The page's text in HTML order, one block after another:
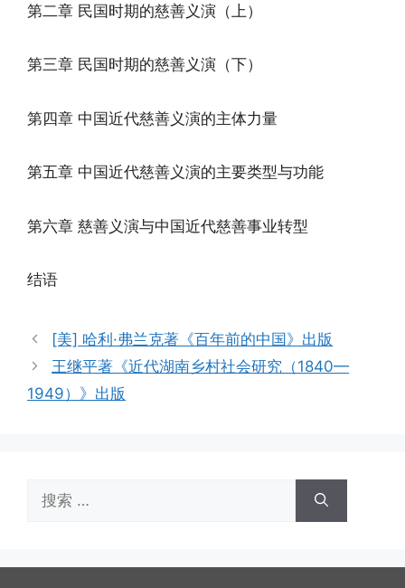
第二章 民国时期的慈善义演（上）
第三章 民国时期的慈善义演（下）
第四章 中国近代慈善义演的主体力量
第五章 中国近代慈善义演的主要类型与功能
第六章 慈善义演与中国近代慈善事业转型
结语
[美] 哈利·弗兰克著《百年前的中国》出版
王继平著《近代湖南乡村社会研究（1840—
1949）》出版